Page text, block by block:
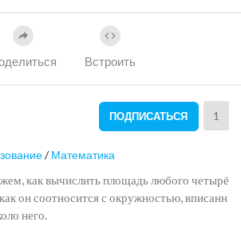
Встроить
ПОДПИСАТЬСЯ 1
/Математика
как вычислить площадь любого четырё
он соотносится с окружностью, вписанн
него.